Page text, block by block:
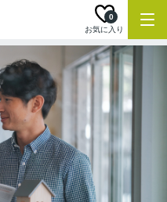
お気に入り
0